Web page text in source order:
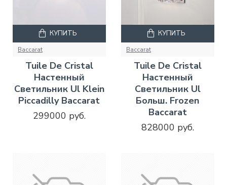
Baccarat
Tuile De Cristal
Настенный
Светильник Ul Klein
Piccadilly Baccarat
299000 руб.
КУПИТЬ
Baccarat
Tuile De Cristal
Настенный
Светильник Ul
Больш. Frozen
Baccarat
828000 руб.
КУПИТЬ